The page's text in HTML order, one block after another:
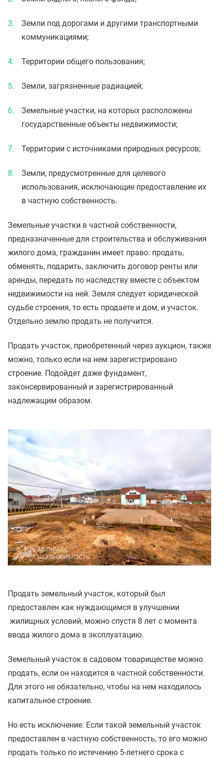
Земли под дорогами и другими транспортными
коммуникациями;
Территории общего пользования;
Земли, загрязненные радиацией;
Земельные участки, на которых расположены
государственные объекты недвижимости;
Территории с источниками природных ресурсов;
Земли, предусмотренные для целевого
использования, исключающие предоставление их
в частную собственность.
Земельные участки в частной собственности,
предназначенные для строительства и обслуживания
жилого дома, гражданин имеет право: продать,
обменять, подарить, заключить договор ренты или
аренды, передать по наследству вместе с объектом
недвижимости на ней. Земля следует юридической
судьбе строения, то есть продаете и дом, и участок.
Отдельно землю продать не получится.
Продать участок, приобретенный через аукцион, также
можно, только если на нем зарегистрировано
строение. Подойдет даже фундамент,
законсервированный и зарегистрированный
надлежащим образом.
Продать земельный участок, который был
предоставлен как нуждающимся в улучшении
жилищных условий, можно спустя 8 лет с момента
ввода жилого дома в эксплуатацию.
Земельный участок в садовом товариществе можно
продать, если он находится в частной собственности.
Для этого не обязательно, чтобы на нем находилось
капитальное строение.
Но есть исключение. Если такой земельный участок
предоставлен в частную собственность, то его можно
продать только по истечению 5-летнего срока с